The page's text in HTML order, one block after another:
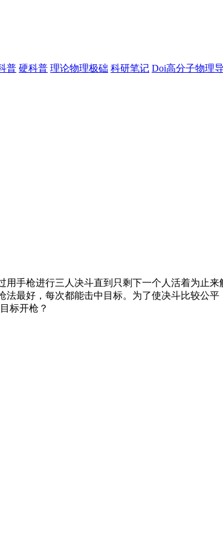
普 硬科普 理论物理极础 科研笔记 Doi高分子物理
手枪进行三人决斗直到只剩下一个人活着为止
法最好，每次都能击中目标。为了使决斗比较公
标开枪？